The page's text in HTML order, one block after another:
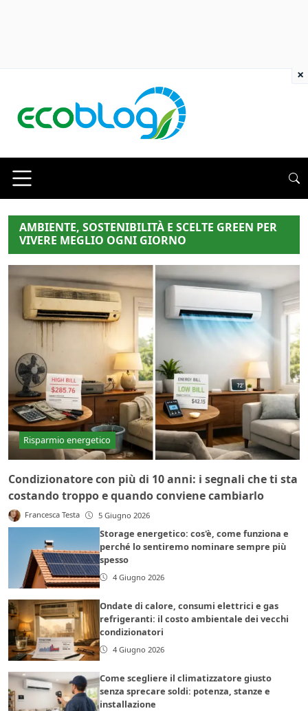
AMBIENTE, SOSTENIBILITÀ E SCELTE GREEN PER
VIVERE MEGLIO OGNI GIORNO
Risparmio energetico
Condizionatore con più di 10 anni: i segnali che ti sta
costando troppo e quando conviene cambiarlo
Francesca Testa 5 Giugno 2026
Storage energetico: cos'è, come funziona e
perché lo sentiremo nominare sempre più
spesso
4 Giugno 2026
Ondate di calore, consumi elettrici e gas
refrigeranti: il costo ambientale dei vecchi
condizionatori
4 Giugno 2026
Come scegliere il climatizzatore giusto
senza sprecare soldi: potenza, stanze e
installazione
×